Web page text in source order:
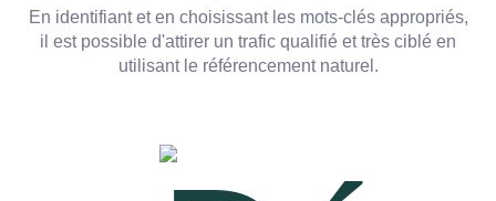
En identifiant et en choisissant les mots-clés appropriés,
il est possible d'attirer un trafic qualifié et très ciblé en
utilisant le référencement naturel.